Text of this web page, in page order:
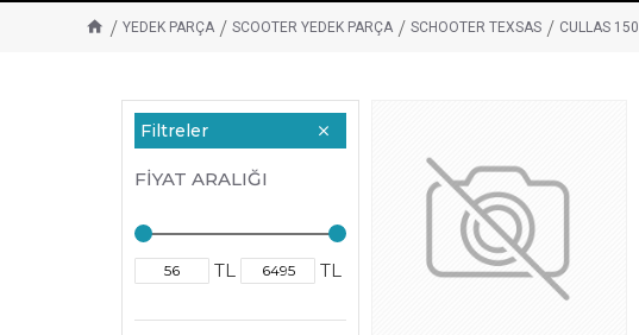
YEDEK PARÇA SCOOTER YEDEK PARÇA SCHOOTER TEXSAS CULLAS 150
Filtreler
FIYAT ARALIĞI
TL TL